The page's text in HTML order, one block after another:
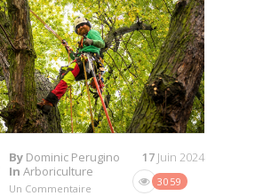
By Dominic Perugino
In Arboriculture
Un Commentaire
3059
17 Juin 2024